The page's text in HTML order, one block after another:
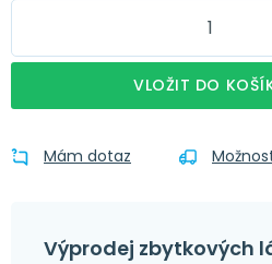
VLOŽIT DO
Mám dotaz
Výprodej zbytkových